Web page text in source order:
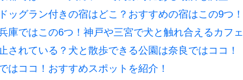
ッグラン付きの宿はどこ？おすすめの宿はこの9つ！
庫ではこの6つ！神戸や三宮で犬と触れ合えるカフ
されている？犬と散歩できる公園は奈良ではココ！
はココ！おすすめスポットを紹介！